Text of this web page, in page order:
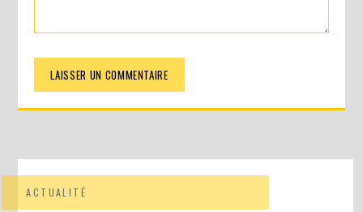
ACTUALITÉ